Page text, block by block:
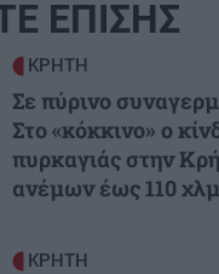
ΕΠΙΣΗΣ
ΚΡΗΤΗ
Σε πύρινο
Στο «κόκκινο» ο
πυρκαγιάς στην
ανέμων έως 110
ΚΡΗΤΗ